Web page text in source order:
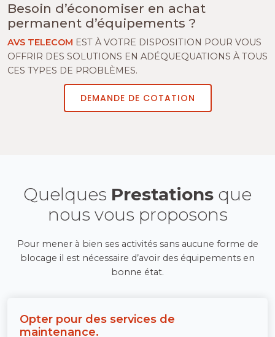
Besoin d’économiser en achat
permanent d’équipements ?
AVS TELECOM EST À VOTRE DISPOSITION POUR VOUS
OFFRIR DES SOLUTIONS EN ADÉQUEQUATIONS À TOUS
CES TYPES DE PROBLÈMES.
DEMANDE DE COTATION
Quelques Prestations que
nous vous proposons
Pour mener à bien ses activités sans aucune forme de
blocage il est nécessaire d’avoir des équipements en
bonne état.
Opter pour des services de
maintenance.